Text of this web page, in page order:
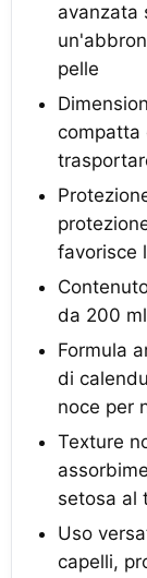
avanzata
pelle
compatta
favorisce
da 200
Formula
di
noce per
Texture
setosa al
Uso
capelli,